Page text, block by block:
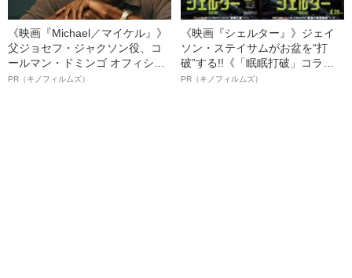
《映画『Michael／マイケル』》
父ジョセフ・ジャクソン役、コ
ールマン・ドミンゴ オフィシャ
ルインタビュー“観客を魅了した
PR（キノフィルムズ）
《映画『シェルター』》ジェイ
ソン・ステイサムがお盆を“打
破”する!!《「眠眠打破」コラ
ボ》
PR（キノフィルムズ）